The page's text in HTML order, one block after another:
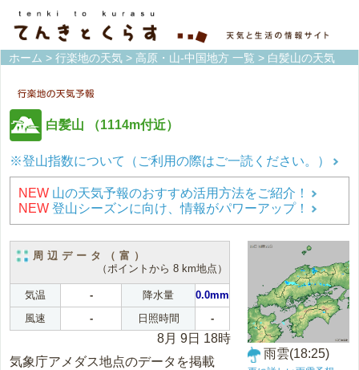
ホーム > 行楽地の天気 > 高原・山-中国地方 一覧 > 白髪山の天気
白髪山 （1114m付近）
※登山指数について（ご利用の際はご一読ください。）
NEW 山の天気予報のおすすめ活用方法をご紹介！
NEW 登山シーズンに向け、情報がパワーアップ！
周辺データ（富）
（ポイントから 8 km地点）
気温 - 降水量
0.0mm
風速
- 日照時間 -
8月 9日 18時
気象庁アメダス地点のデータを掲載
雨雲(18:25)